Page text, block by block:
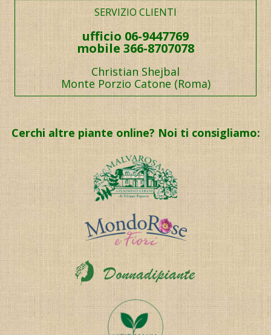
SERVIZIO CLIENTI
ufficio 06-9447769
mobile 366-8707078
Christian Shejbal
Monte Porzio Catone (Roma)
Cerchi altre piante online? Noi ti consigliamo: